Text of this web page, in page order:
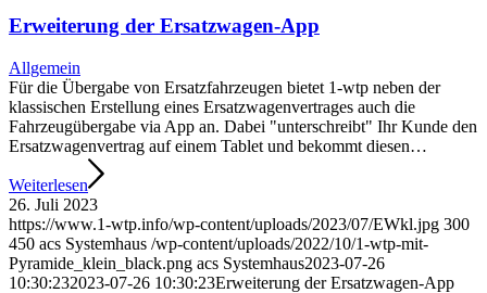
Erweiterung der Ersatzwagen-App
Allgemein
Für die Übergabe von Ersatzfahrzeugen bietet 1-wtp neben der
klassischen Erstellung eines Ersatzwagenvertrages auch die
Fahrzeugübergabe via App an. Dabei "unterschreibt" Ihr Kunde den
Ersatzwagenvertrag auf einem Tablet und bekommt diesen…
Weiterlesen
26. Juli 2023
https://www.1-wtp.info/wp-content/uploads/2023/07/EWkl.jpg 300
450 acs Systemhaus /wp-content/uploads/2022/10/1-wtp-mit-
Pyramide_klein_black.png acs Systemhaus2023-07-26
10:30:232023-07-26 10:30:23Erweiterung der Ersatzwagen-App